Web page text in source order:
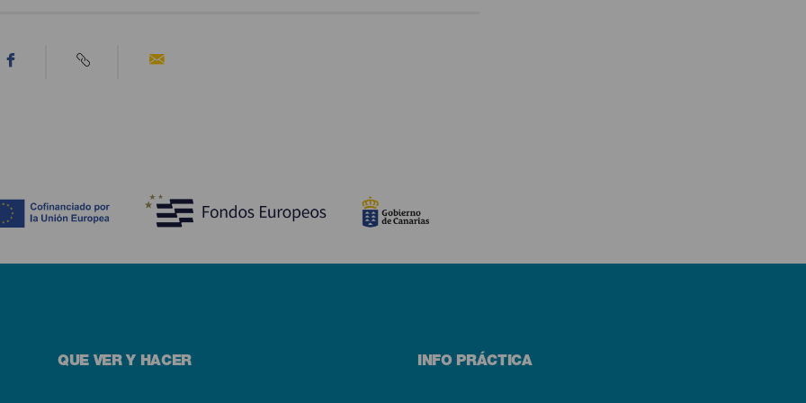
QUE VER Y HACER INFO PRÁCTICA